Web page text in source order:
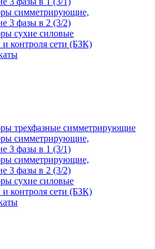
симметрирующие,
3 фазы в 2 (3/2)
сухие силовые
контроля сети (БЗК)
трехфазные симметрирующие
симметрирующие,
3 фазы в 1 (3/1)
симметрирующие,
3 фазы в 2 (3/2)
сухие силовые
контроля сети (БЗК)